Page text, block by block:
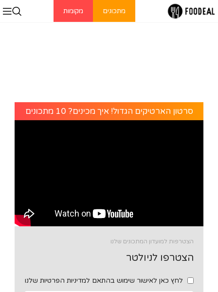
מתכונים מקומות
סרטון הארטיקים הגדול! איך מכינים? 10 מתכונים
הצטרפות למועדון המתכונים שלנו
הצטרפו לניולטר
לחץ כאן לאישור שימוש בהתאם למדיניות הפרטיות שלנו